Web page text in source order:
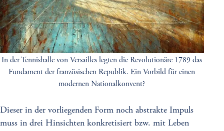
In der Tennishalle von Versailles legten die Revolutionäre 1789 das
Fundament der französischen Republik. Ein Vorbild für einen
modernen Nationalkonvent?
Dieser in der vorliegenden Form noch abstrakte Impuls
muss in drei Hinsichten konkretisiert bzw. mit Leben